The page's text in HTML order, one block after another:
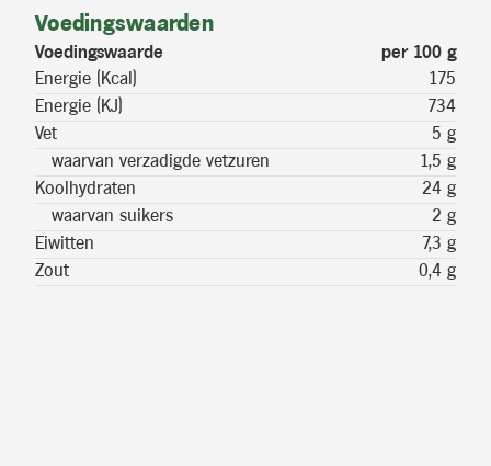
Voedingswaarden
Voedingswaarde
per 100 g
Energie (Kcal)
175
Energie (KJ)
734
Vet
5 g
waarvan verzadigde vetzuren
1,5 g
Koolhydraten
24 g
waarvan suikers
2 g
Eiwitten
7,3 g
Zout
0,4 g